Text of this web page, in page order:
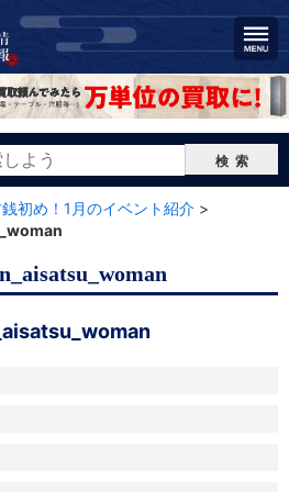
検索
初め！1月のイベント紹介 >